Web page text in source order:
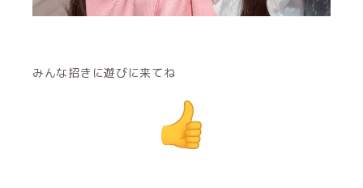
みんな招きに遊びに来てね